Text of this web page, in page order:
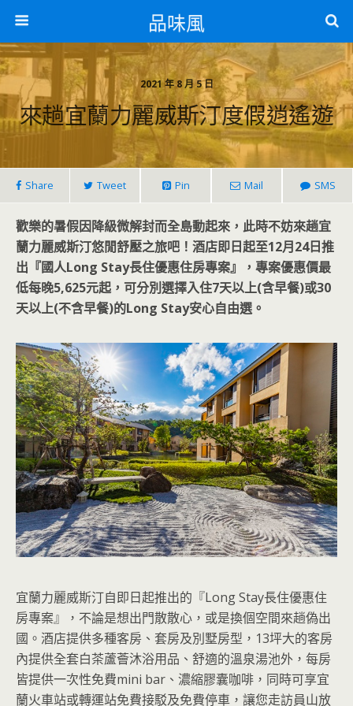
品味風
2021 年 8 月 5 日
來趟宜蘭力麗威斯汀度假逍遙遊
Share Tweet Pin Mail SMS
歡樂的暑假因降級微解封而全島動起來，此時不妨來趟宜
蘭力麗威斯汀悠閒舒壓之旅吧！酒店即日起至12月24日推
出『國人Long Stay長住優惠住房專案』，專案優惠價最
低每晚5,625元起，可分別選擇入住7天以上(含早餐)或30
天以上(不含早餐)的Long Stay安心自由選。
宜蘭力麗威斯汀自即日起推出的『Long Stay長住優惠住
房專案』，不論是想出門散散心，或是換個空間來趟偽出
國。酒店提供多種客房、套房及別墅房型，13坪大的客房
內提供全套白茶蘆薈沐浴用品、舒適的溫泉湯池外，每房
皆提供一次性免費mini bar、濃縮膠囊咖啡，同時可享宜
蘭火車站或轉運站免費接駁及免費停車，讓您走訪員山放